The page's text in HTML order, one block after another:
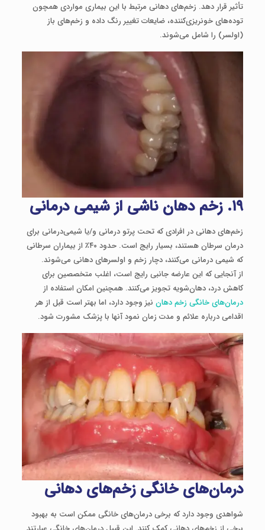
تأثیر قرار دهد. زخم‌های دهانی مرتبط با این بیماری مواردی همچون
توده‌های خونریزی‌کننده، ضایعات تغییر رنگ داده و زخم‌های باز
(اولسر) را شامل می‌شوند.
۱۹. زخم دهان ناشی از شیمی درمانی
زخم‌های دهانی در افرادی که تحت پرتو درمانی و/یا شیمی‌درمانی برای
درمان سرطان هستند، بسیار رایج است. حدود ۴۰٪ از بیماران سرطانی
که شیمی درمانی می‌کنند، دچار زخم و اولسرهای دهانی می‌شوند.
از آنجایی که این عارضه جانبی رایج است، اغلب متخصصین برای
کاهش درد، دهان‌شویه تجویز می‌کنند. همچنین امکان استفاده از
درمان‌های خانگی زخم دهاننیز وجود دارد، اما بهتر است قبل از هر
اقدامی درباره علائم و مدت زمان نمود آنها با پزشک مشورت شود.
درمان‌های خانگی زخم‌های دهانی
شواهدی وجود دارد که برخی درمان‌های خانگی ممکن است به بهبود